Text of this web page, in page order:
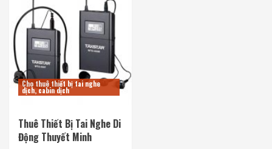
Cho thuê thiết bị tai nghe
dịch, cabin dịch
Thuê Thiết Bị Tai Nghe Di
Động Thuyết Minh